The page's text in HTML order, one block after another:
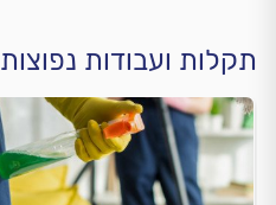
תקלות ועבודות נפוצות